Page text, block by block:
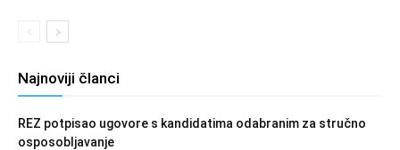
Najnoviji članci
REZ potpisao ugovore s kandidatima odabranim za stručno
osposobljavanje